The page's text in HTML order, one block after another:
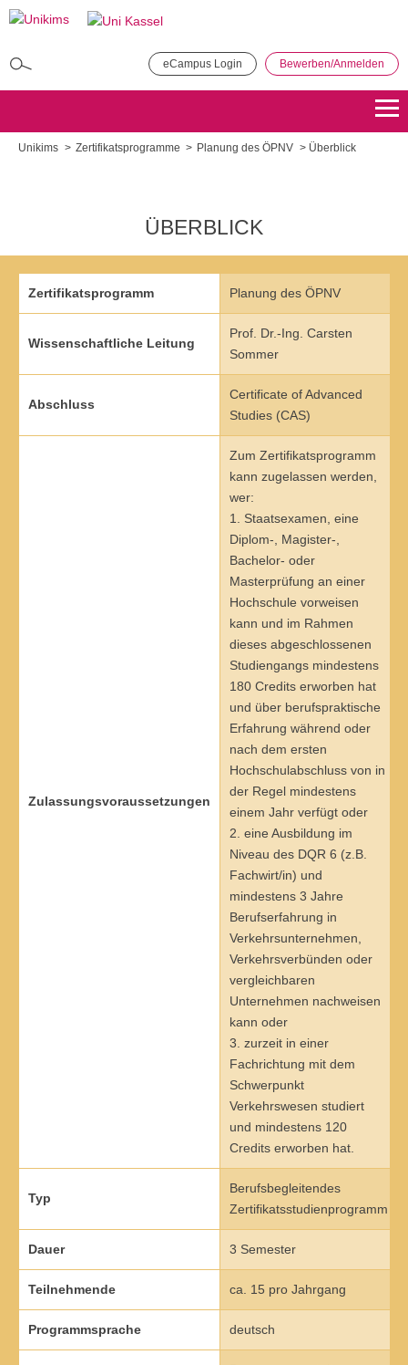
Direkt
eCampus Login Bewerben/Anmelden
Bewerben Übersicht
Übersicht
Bewerben Übersicht
Master of Science - Industrielles Produktionsmanagement
Bewerben Übersicht
Master of Science - ÖPNV und Mobilität
Master of Science Wind Energy Systems
Wind Energy Systems (WES) - Diploma of Advanced Studies
Marketing & Sales
Organisation, Wettbewerb und Recht im ÖPNV
Betrieb, Technik und Verkehrsmanagement des ÖPNV
Planung, Betrieb und Steuerung von Produktions- und
Übersicht
Qualitätsmanagement in Entwicklung, Planung, Produktion und
Lieferkette
Unikims Zertifikatsprogramme Planung des ÖPNV Überblick
ÜBERBLICK
Zertifikatsprogramm Planung des ÖPNV
Wissenschaftliche Leitung
Prof. Dr.-Ing. Carsten
Sommer
Abschluss
Certificate of Advanced
Studies (CAS)
Zulassungsvoraussetzungen
Zum Zertifikatsprogramm
kann zugelassen werden,
wer:
1. Staatsexamen, eine
Diplom-, Magister-,
Bachelor- oder
Masterprüfung an einer
Hochschule vorweisen
kann und im Rahmen
dieses abgeschlossenen
Studiengangs mindestens
180 Credits erworben hat
und über berufspraktische
Erfahrung während oder
nach dem ersten
Hochschulabschluss von in
der Regel mindestens
einem Jahr verfügt oder
2. eine Ausbildung im
Niveau des DQR 6 (z.B.
Fachwirt/in) und
mindestens 3 Jahre
Berufserfahrung in
Verkehrsunternehmen,
Verkehrsverbünden oder
vergleichbaren
Unternehmen nachweisen
kann oder
3. zurzeit in einer
Fachrichtung mit dem
Schwerpunkt
Verkehrswesen studiert
und mindestens 120
Credits erworben hat.
Typ
Berufsbegleitendes
Zertifikatsstudienprogramm
Dauer 3 Semester
Teilnehmende ca. 15 pro Jahrgang
Programmsprache deutsch